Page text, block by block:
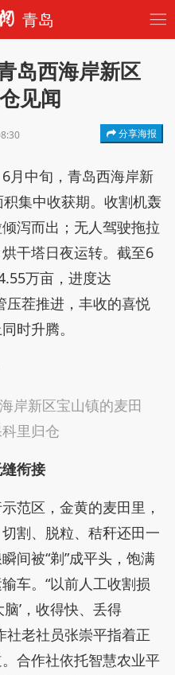
青岛
岛西海岸新区
见闻
分享海报
月中旬，青岛西海岸新
集中收获期。收割机轰
泻而出；无人驾驶拖拉
干塔日夜运转。截至6
万亩，进度达
压茬推进，丰收的喜悦
时升腾。
岸新区宝山镇的麦田
里归仓
衔接
范区，金黄的麦田里，
割、脱粒、秸秆还田一
间被“剃”成平头，饱满
车。“以前人工收割损
’，收得快、丢得
社老社员张崇平指着正
合作社依托智慧农业平